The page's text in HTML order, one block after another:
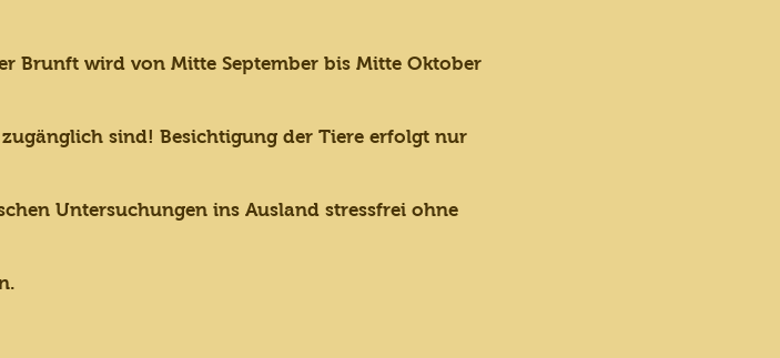
Brunft wird von Mitte September bis Mitte Oktober
sind! Besichtigung der Tiere erfolgt nur
Untersuchungen ins Ausland stressfrei ohne